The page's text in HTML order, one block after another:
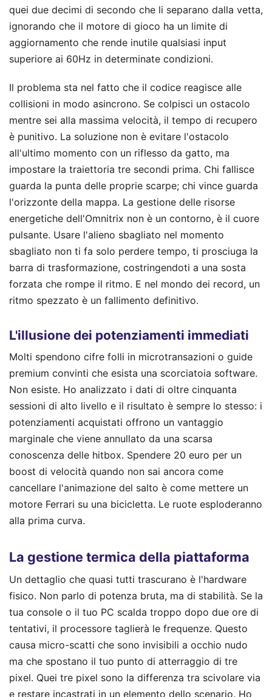
quei due decimi di secondo che li separano dalla vetta,
ignorando che il motore di gioco ha un limite di
aggiornamento che rende inutile qualsiasi input
superiore ai 60Hz in determinate condizioni.
Il problema sta nel fatto che il codice reagisce alle
collisioni in modo asincrono. Se colpisci un ostacolo
mentre sei alla massima velocità, il tempo di recupero
è punitivo. La soluzione non è evitare l'ostacolo
all'ultimo momento con un riflesso da gatto, ma
impostare la traiettoria tre secondi prima. Chi fallisce
guarda la punta delle proprie scarpe; chi vince guarda
l'orizzonte della mappa. La gestione delle risorse
energetiche dell'Omnitrix non è un contorno, è il cuore
pulsante. Usare l'alieno sbagliato nel momento
sbagliato non ti fa solo perdere tempo, ti prosciuga la
barra di trasformazione, costringendoti a una sosta
forzata che rompe il ritmo. E nel mondo dei record, un
ritmo spezzato è un fallimento definitivo.
L'illusione dei potenziamenti immediati
Molti spendono cifre folli in microtransazioni o guide
premium convinti che esista una scorciatoia software.
Non esiste. Ho analizzato i dati di oltre cinquanta
sessioni di alto livello e il risultato è sempre lo stesso: i
potenziamenti acquistati offrono un vantaggio
marginale che viene annullato da una scarsa
conoscenza delle hitbox. Spendere 20 euro per un
boost di velocità quando non sai ancora come
cancellare l'animazione del salto è come mettere un
motore Ferrari su una bicicletta. Le ruote esploderanno
alla prima curva.
La gestione termica della piattaforma
Un dettaglio che quasi tutti trascurano è l'hardware
fisico. Non parlo di potenza bruta, ma di stabilità. Se la
tua console o il tuo PC scalda troppo dopo due ore di
tentativi, il processore taglierà le frequenze. Questo
causa micro-scatti che sono invisibili a occhio nudo
ma che spostano il tuo punto di atterraggio di tre
pixel. Quei tre pixel sono la differenza tra scivolare via
e restare incastrati in un elemento dello scenario. Ho